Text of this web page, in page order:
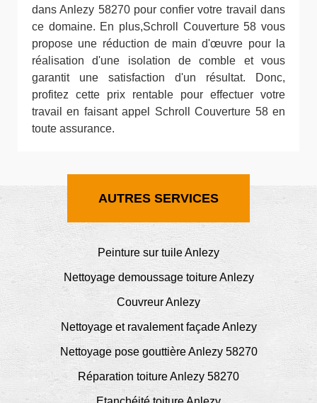
dans Anlezy 58270 pour confier votre travail dans
ce domaine. En plus,Schroll Couverture 58 vous
propose une réduction de main d'œuvre pour la
réalisation d'une isolation de comble et vous
garantit une satisfaction d'un résultat. Donc,
profitez cette prix rentable pour effectuer votre
travail en faisant appel Schroll Couverture 58 en
toute assurance.
AUTRES SERVICES
Peinture sur tuile Anlezy
Nettoyage demoussage toiture Anlezy
Couvreur Anlezy
Nettoyage et ravalement façade Anlezy
Nettoyage pose gouttière Anlezy 58270
Réparation toiture Anlezy 58270